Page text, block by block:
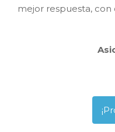
mejor respuesta, con